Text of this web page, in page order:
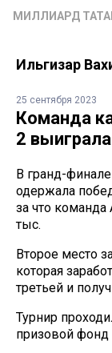
МИЛЛИАРД
Ильгизар
25 сентября 2023
Команда
2
В гранд-
одержала
за что команда
тыс.
Второе место
которая
третьей и
Турнир
призовой фонд